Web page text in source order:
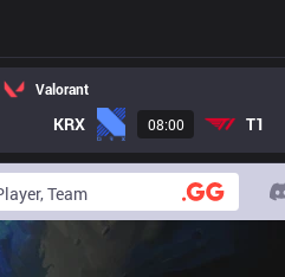
Valorant
KRX 08:00 T1